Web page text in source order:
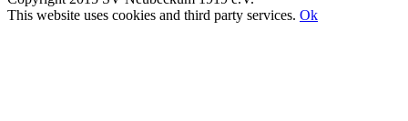
Facebook
E-
Toggle
This website uses cookies and third party services. Ok